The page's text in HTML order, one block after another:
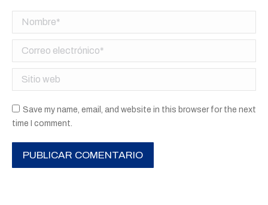
Nombre *
Correo electrónico *
Sitio web
Save my name, email, and website in this browser for the next
time I comment.
PUBLICAR COMENTARIO